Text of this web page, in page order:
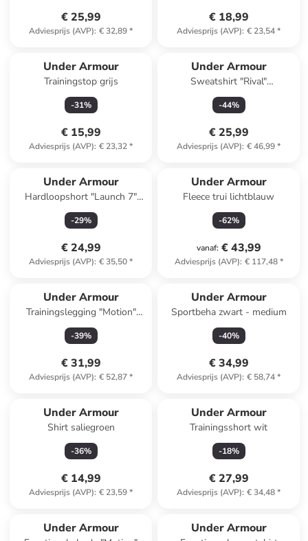
€ 25,99
Adviesprijs (AVP): € 32,89*
€ 18,99
Adviesprijs (AVP): € 23,54*
Under Armour
Trainingstop grijs
-31%
€ 15,99
Adviesprijs (AVP): € 23,32*
Under Armour
Sweatshirt "Rival"
donkerblauw
-44%
€ 25,99
Adviesprijs (AVP): € 46,99*
Under Armour
Hardloopshort "Launch 7"
grijs
-29%
€ 24,99
Adviesprijs (AVP): € 35,50*
Under Armour
Fleece trui lichtblauw
-62%
vanaf: € 43,99
Adviesprijs (AVP): € 117,48*
Under Armour
Trainingslegging "Motion"
zwart
-39%
€ 31,99
Adviesprijs (AVP): € 52,87*
Under Armour
Sportbeha zwart - medium
-40%
€ 34,99
Adviesprijs (AVP): € 58,74*
Under Armour
Shirt saliegroen
-36%
€ 14,99
Adviesprijs (AVP): € 23,59*
Under Armour
Trainingsshort wit
-18%
€ 27,99
Adviesprijs (AVP): € 34,48*
Under Armour Under Armour